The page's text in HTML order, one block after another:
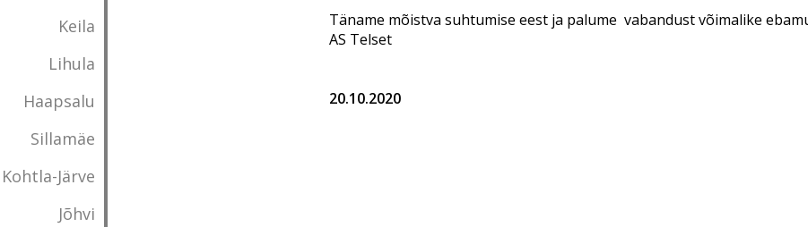
Keila
Lihula
Haapsalu
Sillamäe
Kohtla-Järve
Jõhvi
Täname mõistva suhtumise eest ja palume vabandust võimalike
AS Telset
20.10.2020